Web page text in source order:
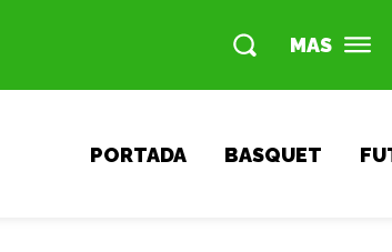
MAS
PORTADA BASQUET